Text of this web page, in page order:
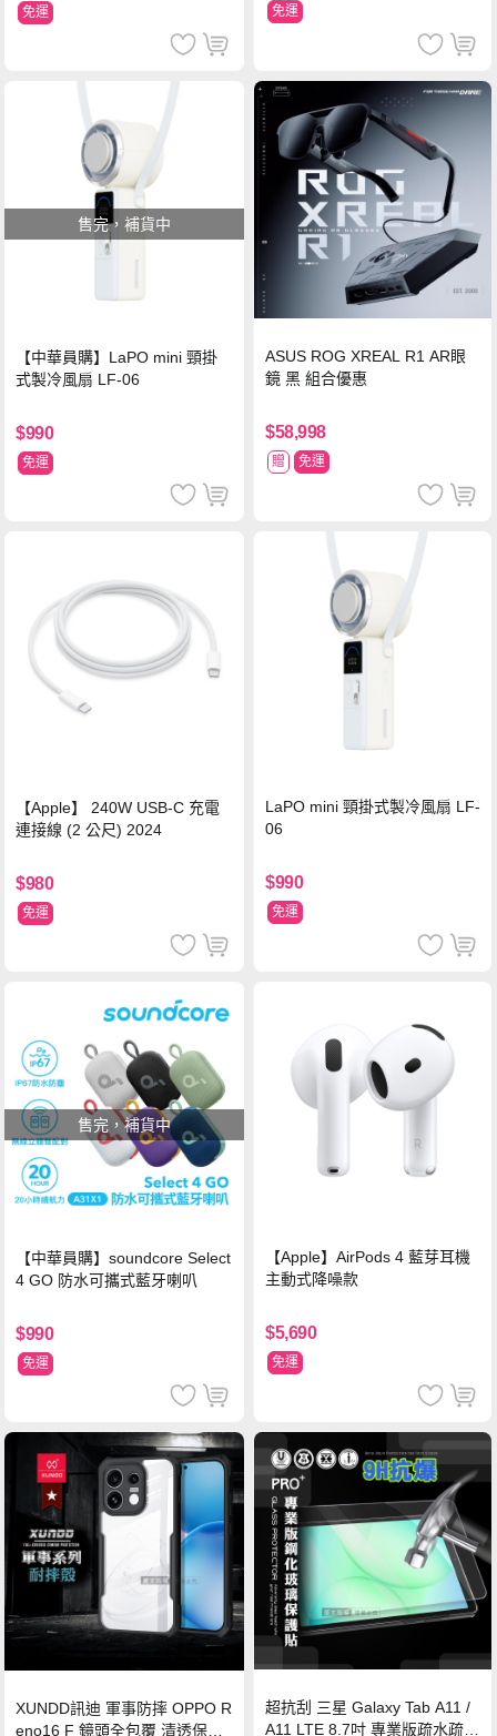
免運 免運
售完，補貨中
【中華員購】LaPO mini 頸掛
式製冷風扇 LF-06
$990
免運
ASUS ROG XREAL R1 AR眼
鏡 黑 組合優惠
$58,998
贈 免運
【Apple】 240W USB-C 充電
連接線 (2 公尺) 2024
$980
免運
LaPO mini 頸掛式製冷風扇 LF-
06
$990
免運
售完，補貨中
【中華員購】soundcore Select
4 GO 防水可攜式藍牙喇叭
$990
免運
【Apple】AirPods 4 藍芽耳機
主動式降噪款
$5,690
免運
XUNDD訊迪 軍事防摔 OPPO R
eno16 F 鏡頭全包覆 清透保護
超抗刮 三星 Galaxy Tab A11 /
A11 LTE 8.7吋 專業版疏水疏油